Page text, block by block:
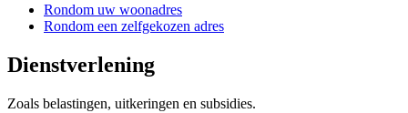
Rondom uw woonadres
Rondom een zelfgekozen adres
Dienstverlening
Zoals belastingen, uitkeringen en subsidies.